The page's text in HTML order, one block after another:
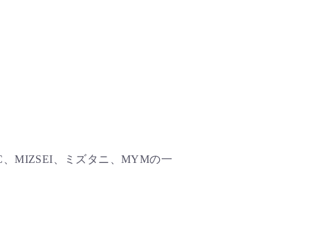
MIZSEI、ミズタニ、MYMの一